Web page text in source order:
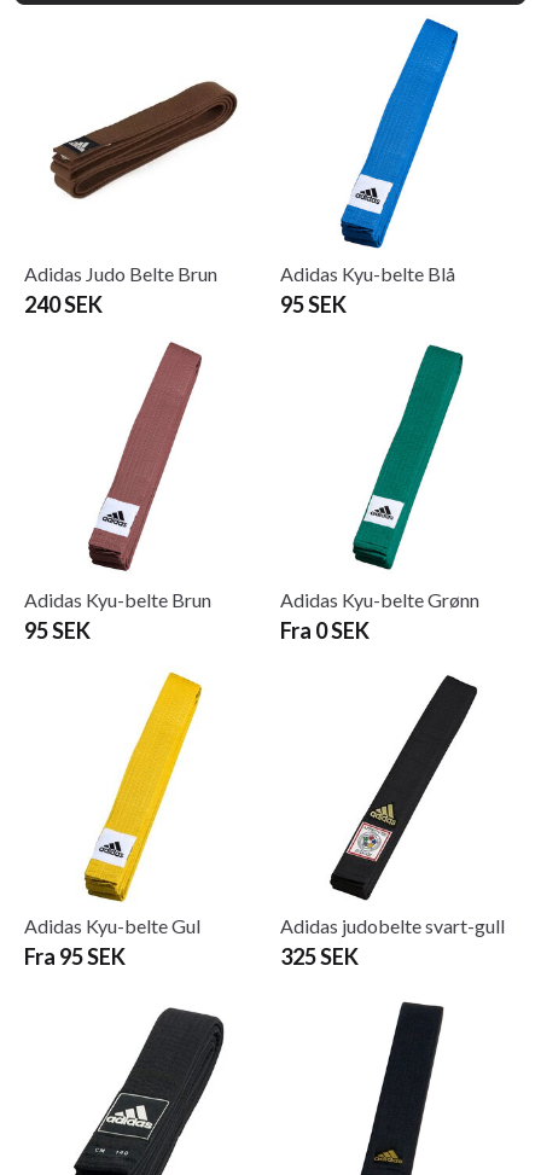
Adidas Judo Belte Brun
240 SEK
Adidas Kyu-belte Blå
95 SEK
Adidas Kyu-belte Brun
95 SEK
Adidas Kyu-belte Grønn
Fra 0 SEK
Adidas Kyu-belte Gul
Fra 95 SEK
Adidas judobelte svart-gull
325 SEK